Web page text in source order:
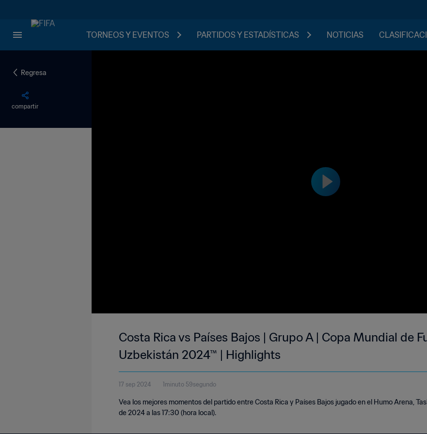
TORNEOS Y EVENTOS PARTIDOS Y ESTADÍSTICAS NOTICIAS
Regresa
compartir
Costa Rica vs Países Bajos | Grupo A | Copa Mundial de
Uzbekistán 2024™ | Highlights
17 sep 2024 1minuto 59segundo
Vea los mejores momentos del partido entre Costa Rica y Países Bajos jugado en el Humo Arena,
de 2024 a las 17:30 (hora local).